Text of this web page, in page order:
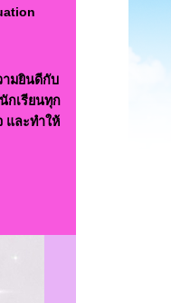
มยินดีกับ
กเรียนทุก
และทำให้